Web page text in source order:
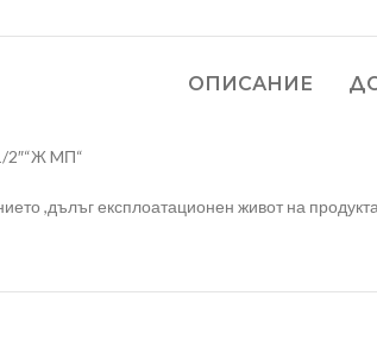
ОПИСАНИЕ
MП“
,дълъг експлоатационен живот на